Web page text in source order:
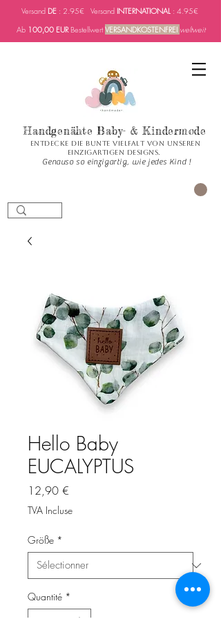
Versand DE : 2.95€ Versand INTERNATIONAL : 4.95€
Ab 100,00 EURBestellwertVERSANDKOSTENFREI weltweit
Handgenähte Baby- & Kindermode
Entdecke die bunte Vielfalt von unseren
einzigartigen Designs.
Genauso so einzigartig, wie jedes Kind !
Hello Baby
EUCALYPTUS
12,90 €
TVA Incluse
Größe *
Quantité *